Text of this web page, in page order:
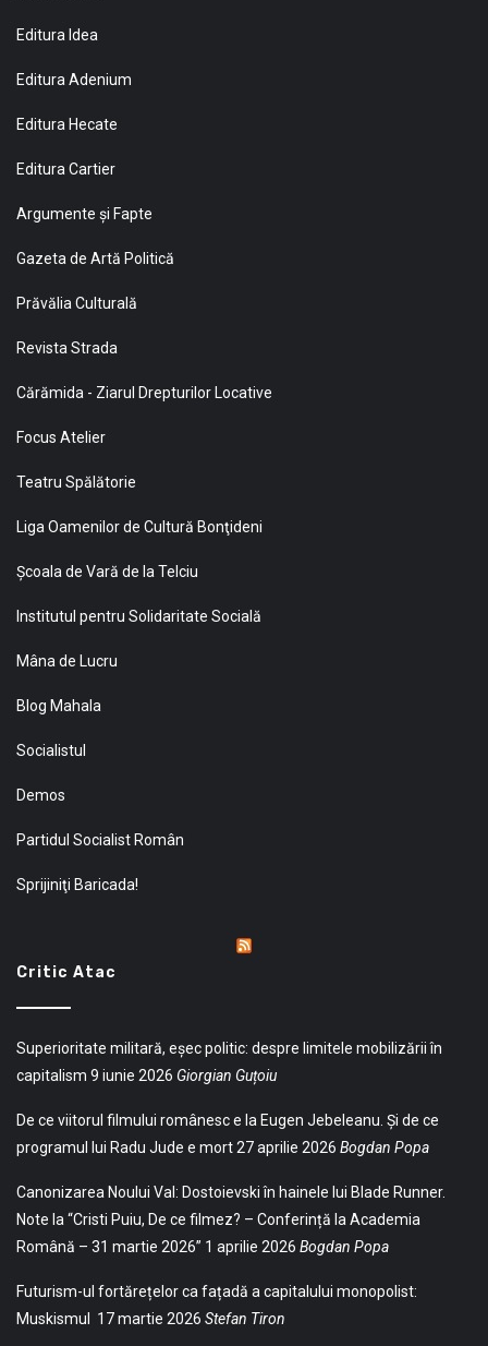
Editura Idea
Editura Adenium
Editura Hecate
Editura Cartier
Argumente și Fapte
Gazeta de Artă Politică
Prăvălia Culturală
Revista Strada
Cărămida - Ziarul Drepturilor Locative
Focus Atelier
Teatru Spălătorie
Liga Oamenilor de Cultură Bonţideni
Şcoala de Vară de la Telciu
Institutul pentru Solidaritate Socială
Mâna de Lucru
Blog Mahala
Socialistul
Demos
Partidul Socialist Român
Sprijiniţi Baricada!
Critic Atac
Superioritate militară, eșec politic: despre limitele mobilizării în
capitalism 9 iunie 2026 Giorgian Guțoiu
De ce viitorul filmului românesc e la Eugen Jebeleanu. Și de ce
programul lui Radu Jude e mort27 aprilie 2026 Bogdan Popa
Canonizarea Noului Val: Dostoievski în hainele lui Blade Runner.
Note la “Cristi Puiu, De ce filmez? – Conferință la Academia
Română – 31 martie 2026” 1 aprilie 2026 Bogdan Popa
Futurism-ul fortărețelor ca fațadă a capitalului monopolist:
Muskismul
17 martie 2026 Stefan Tiron